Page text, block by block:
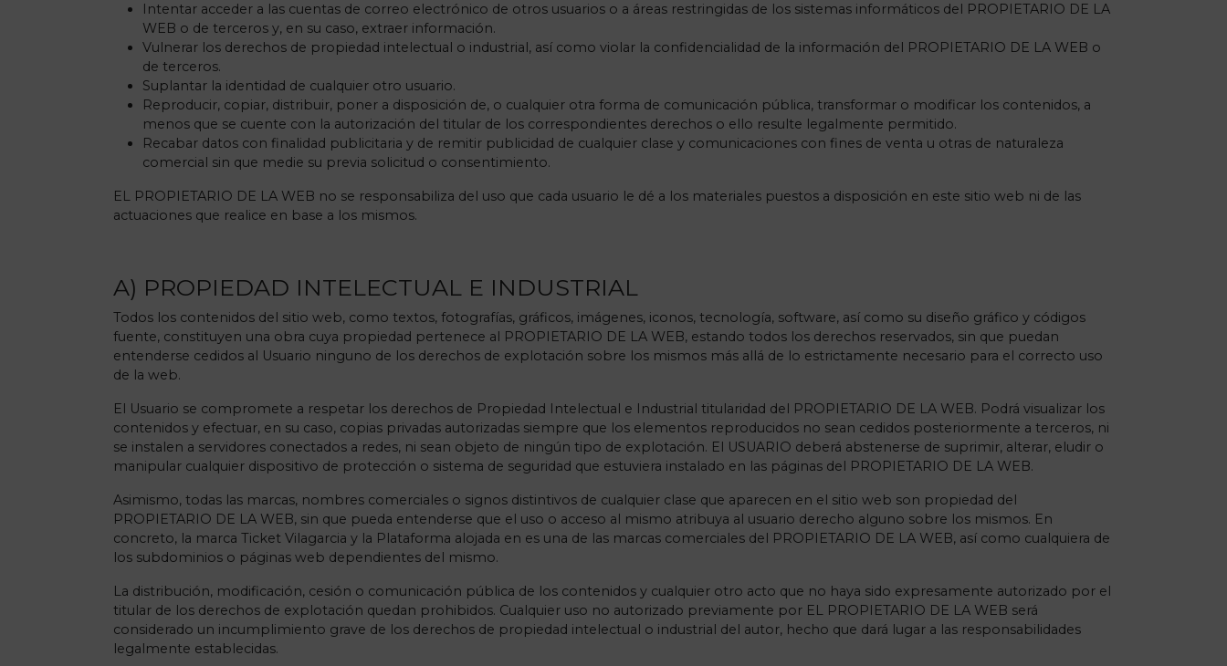
Intentar acceder a las cuentas de correo electrónico de otros usuarios o a áreas restringidas de los sistemas informáticos del PROPIETARIO DE LA
WEB o de terceros y, en su caso, extraer información.
Vulnerar los derechos de propiedad intelectual o industrial, así como violar la confidencialidad de la información del PROPIETARIO DE LA WEB o
de terceros.
Suplantar la identidad de cualquier otro usuario.
Reproducir, copiar, distribuir, poner a disposición de, o cualquier otra forma de comunicación pública, transformar o modificar los contenidos, a
menos que se cuente con la autorización del titular de los correspondientes derechos o ello resulte legalmente permitido.
Recabar datos con finalidad publicitaria y de remitir publicidad de cualquier clase y comunicaciones con fines de venta u otras de naturaleza
comercial sin que medie su previa solicitud o consentimiento.
EL PROPIETARIO DE LA WEB no se responsabiliza del uso que cada usuario le dé a los materiales puestos a disposición en este sitio web ni de las
actuaciones que realice en base a los mismos.
A) PROPIEDAD INTELECTUAL E INDUSTRIAL
Todos los contenidos del sitio web, como textos, fotografías, gráficos, imágenes, iconos, tecnología, software, así como su diseño gráfico y códigos
fuente, constituyen una obra cuya propiedad pertenece al PROPIETARIO DE LA WEB, estando todos los derechos reservados, sin que puedan
entenderse cedidos al Usuario ninguno de los derechos de explotación sobre los mismos más allá de lo estrictamente necesario para el correcto uso
de la web.
El Usuario se compromete a respetar los derechos de Propiedad Intelectual e Industrial titularidad del PROPIETARIO DE LA WEB. Podrá visualizar los
contenidos y efectuar, en su caso, copias privadas autorizadas siempre que los elementos reproducidos no sean cedidos posteriormente a terceros, ni
se instalen a servidores conectados a redes, ni sean objeto de ningún tipo de explotación. El USUARIO deberá abstenerse de suprimir, alterar, eludir o
manipular cualquier dispositivo de protección o sistema de seguridad que estuviera instalado en las páginas del PROPIETARIO DE LA WEB.
Asimismo, todas las marcas, nombres comerciales o signos distintivos de cualquier clase que aparecen en el sitio web son propiedad del
PROPIETARIO DE LA WEB, sin que pueda entenderse que el uso o acceso al mismo atribuya al usuario derecho alguno sobre los mismos. En
concreto, la marca Ticket Vilagarcia y la Plataforma alojada en es una de las marcas comerciales del PROPIETARIO DE LA WEB, así como cualquiera de
los subdominios o páginas web dependientes del mismo.
La distribución, modificación, cesión o comunicación pública de los contenidos y cualquier otro acto que no haya sido expresamente autorizado por el
titular de los derechos de explotación quedan prohibidos. Cualquier uso no autorizado previamente por EL PROPIETARIO DE LA WEB será
considerado un incumplimiento grave de los derechos de propiedad intelectual o industrial del autor, hecho que dará lugar a las responsabilidades
legalmente establecidas.